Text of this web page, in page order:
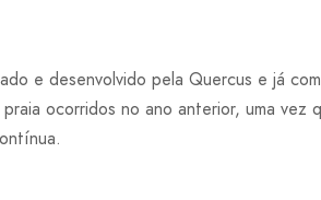
e desenvolvido pela Quercus e já
ocorridos no ano anterior, uma vez